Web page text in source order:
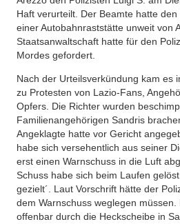
Haft verurteilt. Der Beamte hatte
einer Autobahnraststätte unweit von
Staatsanwaltschaft hatte für den
Mordes gefordert.
Nach der Urteilsverkündung kam es
zu Protesten von Lazio-Fans,
Opfers. Die Richter wurden
Familienangehörigen Sandris
Angeklagte hatte vor Gericht
habe sich versehentlich aus seiner
erst einen Warnschuss in die Luft
Schuss habe sich beim Laufen
gezielt´. Laut Vorschrift hätte der
dem Warnschuss weglegen
offenbar durch die Heckscheibe in